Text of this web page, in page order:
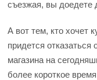
съезжая, вы доедете
А вот тем, кто хочет
придется отказаться
магазина на
более короткое